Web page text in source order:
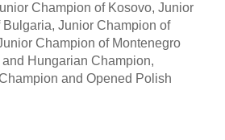
Champion of Kosovo, Junior
Junior Champion of
Champion of Montenegro
Hungarian Champion,
and Opened Polish